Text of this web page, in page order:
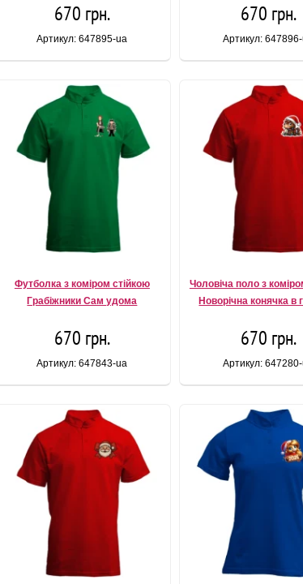
670 грн.
Артикул: 647895-ua
670 грн.
Артикул:
Футболка з коміром стійкою
Грабіжники Сам удома
670 грн.
Артикул: 647843-ua
Чоловіча поло з
Новорічна конячка в
670 грн.
Артикул: